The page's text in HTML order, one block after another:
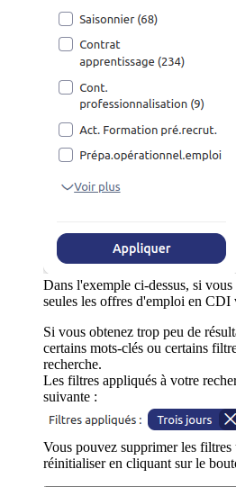
Dans l'exemple ci-dessus, si
seules les offres d'emploi en CDI
Si vous obtenez trop peu de
certains mots-clés ou certains
recherche.
Les filtres appliqués à votre
suivante :
Vous pouvez supprimer les
réinitialiser en cliquant sur le